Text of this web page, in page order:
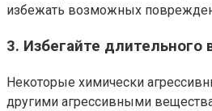
избежать возможных
3. Избегайте длительного
Некоторые химически
другими агрессивными